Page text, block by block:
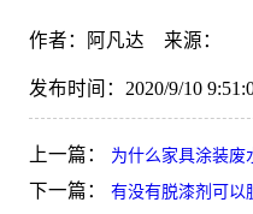
作者：阿凡达 来源：
发布时间：2020/9/10
上一篇： 为什么家具涂装废
下一篇： 有没有脱漆剂可以